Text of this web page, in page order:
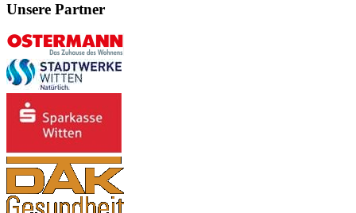
Unsere Partner